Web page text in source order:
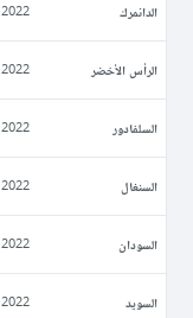
الدانمرك 2022
الرأس الأخضر 2022
السلفادور 2022
السنغال 2022
السودان 2022
السويد 2022